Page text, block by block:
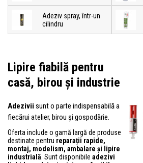
Adeziv spray, într-un
cilindru
Lipire fiabilă pentru
casă, birou și industrie
Adezivii sunt o parte indispensabilă a
fiecărui atelier, birou și gospodărie.
Oferta include o gamă largă de produse
destinate pentru reparații rapide,
montaj, modelism, ambalare și lipire
industrială . Sunt disponibile adezivi